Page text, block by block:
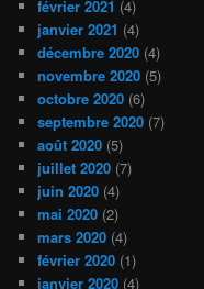
février 2021 (4)
janvier 2021 (4)
décembre 2020 (4)
novembre 2020 (5)
octobre 2020 (6)
septembre 2020 (7)
août 2020 (5)
juillet 2020 (7)
juin 2020 (4)
mai 2020 (2)
mars 2020 (4)
février 2020 (1)
janvier 2020 (4)